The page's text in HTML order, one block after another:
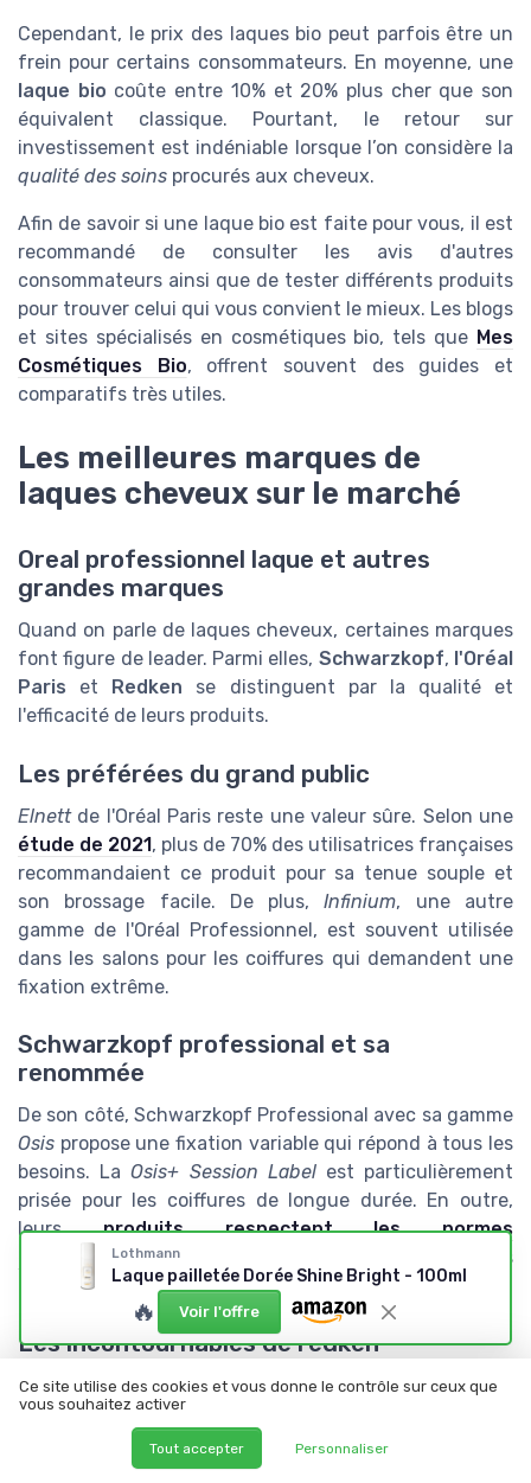
Cependant, le prix des laques bio peut parfois être un
frein pour certains consommateurs. En moyenne, une
laque bio coûte entre 10% et 20% plus cher que son
équivalent classique. Pourtant, le retour sur
investissement est indéniable lorsque l’on considère la
qualité des soins procurés aux cheveux.
Afin de savoir si une laque bio est faite pour vous, il est
recommandé de consulter les avis d'autres
consommateurs ainsi que de tester différents produits
pour trouver celui qui vous convient le mieux. Les blogs
et sites spécialisés en cosmétiques bio, tels que Mes
Cosmétiques Bio, offrent souvent des guides et
comparatifs très utiles.
Les meilleures marques de
laques cheveux sur le marché
Oreal professionnel laque et autres
grandes marques
Quand on parle de laques cheveux, certaines marques
font figure de leader. Parmi elles, Schwarzkopf, l'Oréal
Paris et Redken se distinguent par la qualité et
l'efficacité de leurs produits.
Les préférées du grand public
Elnettde l'Oréal Paris reste une valeur sûre. Selon une
étude de 2021, plus de 70% des utilisatrices françaises
recommandaient ce produit pour sa tenue souple et
son brossage facile. De plus,Infinium, une autre
gamme de l'Oréal Professionnel, est souvent utilisée
dans les salons pour les coiffures qui demandent une
fixation extrême.
Schwarzkopf professional et sa
renommée
De son côté, Schwarzkopf Professional avec sa gamme
Osis propose une fixation variable qui répond à tous les
besoins. LaOsis+ Session Labelest particulièrement
prisée pour les coiffures de longue durée. En outre,
leursproduits respectent les normes
environnementales
et sont souvent recommandés
pour leur absence de résidus.
Les incontournables de redken
Redken, avec sa collectionFashion Work 12, s'impose
également sur le marché des laques professionnelles.
Offrant une fixation forte et une brillance
exceptionnelle, elle est choisie par beaucoup de
Lothmann
Laque pailletée Dorée Shine Bright - 100ml
🔥 Voir l'offre
Ce site utilise des cookies et vous donne le contrôle sur ceux que
vous souhaitez activer
Tout accepter Personnaliser